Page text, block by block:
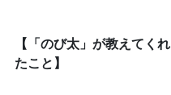
【「のび太」が教えてくれ
たこと】